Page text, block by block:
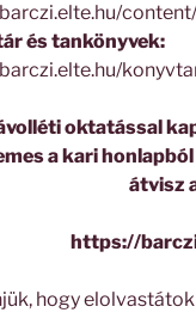
és tankönyvek:
oktatással
a kari
átvisz
https://
hogy